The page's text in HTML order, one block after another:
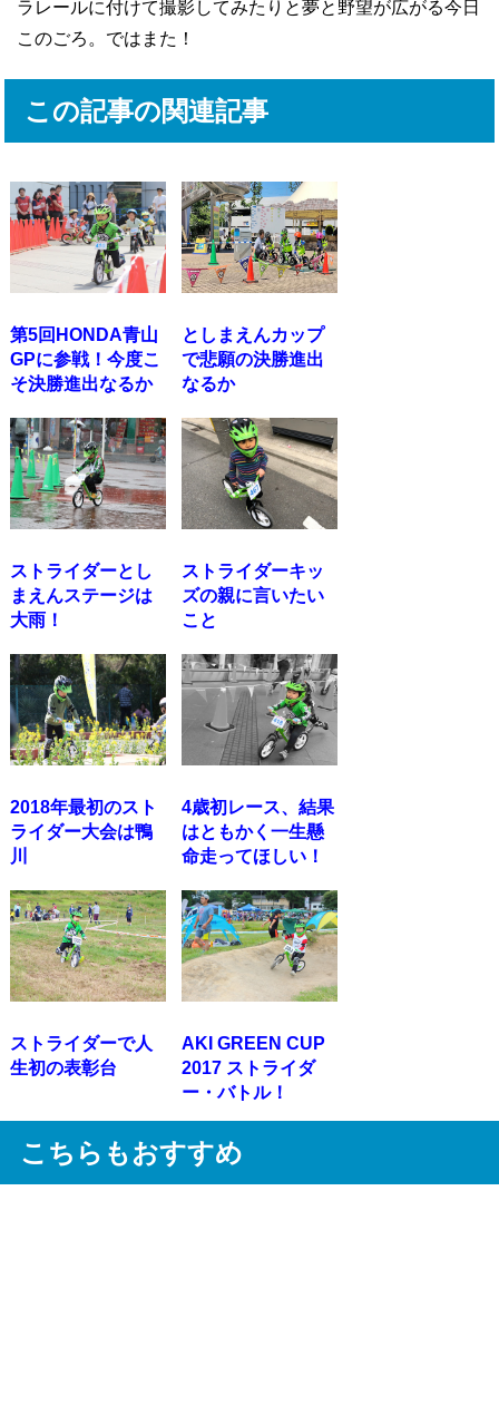
ラレールに付けて撮影してみたりと夢と野望が広がる今日
このごろ。ではまた！
この記事の関連記事
第5回HONDA青山
GPに参戦！今度こ
そ決勝進出なるか
としまえんカップ
で悲願の決勝進出
なるか
ストライダーとし
まえんステージは
大雨！
ストライダーキッ
ズの親に言いたい
こと
2018年最初のスト
ライダー大会は鴨
川
4歳初レース、結果
はともかく一生懸
命走ってほしい！
ストライダーで人
生初の表彰台
AKI GREEN CUP
2017 ストライダ
ー・バトル！
こちらもおすすめ